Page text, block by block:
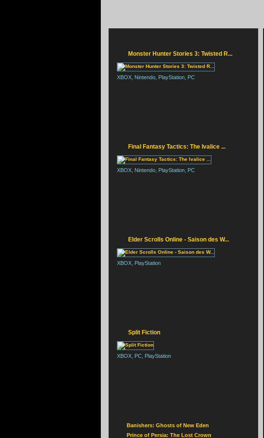
SILENT HILL F
Monster Hunter Stories 3: Twisted R...
XBOX, Nintendo, PlayStation, PC
Final Fantasy Tactics: The Ivalice ...
XBOX, Nintendo, PlayStation, PC
Elder Scrolls Online - Saison des W...
XBOX, PlayStation
Split Fiction
XBOX, PC, PlayStation
Banishers: Ghosts of New Eden
Prince of Persia: The Lost Crown